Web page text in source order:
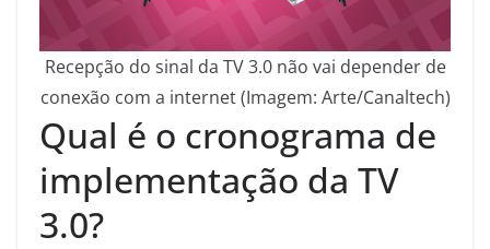
Recepção do sinal da TV 3.0 não vai depender de
conexão com a internet (Imagem: Arte/Canaltech)
Qual é o cronograma de
implementação da TV
3.0?